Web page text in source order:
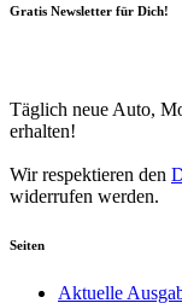
Gratis Newsletter für Dich!
Täglich neue Auto,
erhalten!
Wir respektieren den
widerrufen werden.
Seiten
Aktuelle